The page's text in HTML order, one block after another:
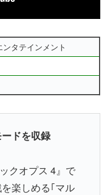
タテインメント
ドを収録
クオプス 4』で
楽しめる｢マル